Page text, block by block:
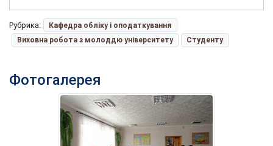
Рубрика:
Кафедра обліку і оподаткування
Виховна робота з молоддю університету
Студенту
Фотогалерея